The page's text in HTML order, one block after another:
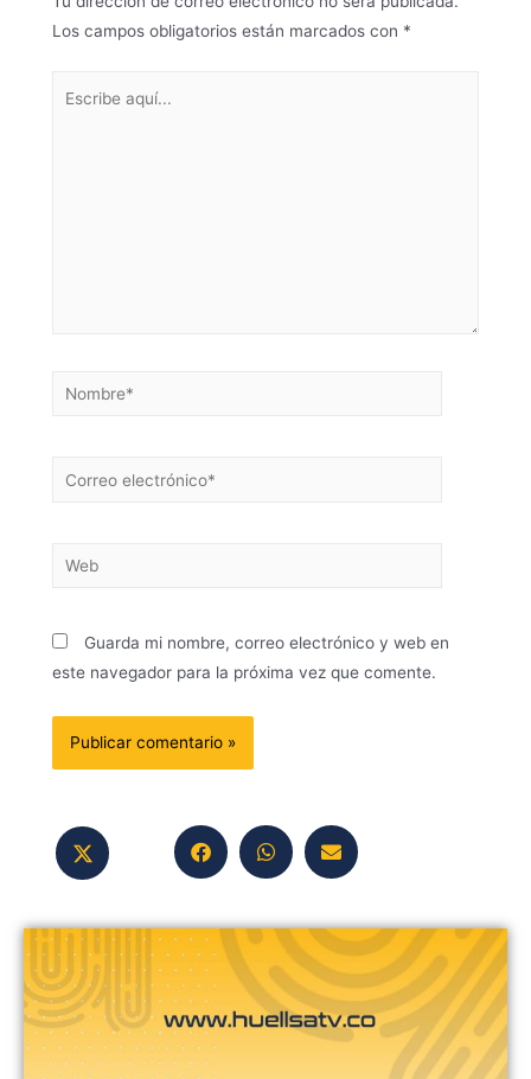
Los campos obligatorios están marcados con *
Guarda mi nombre, correo electrónico y web en
este navegador para la próxima vez que comente.